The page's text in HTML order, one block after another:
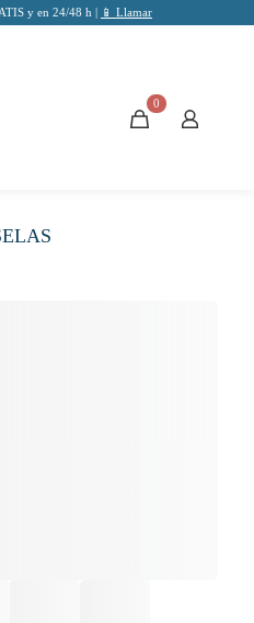
y en 24/48 h | 📱 Llamar
0